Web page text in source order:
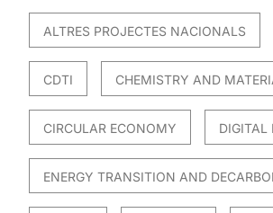
ALTRES PROJECTES NACIONALS
CDTI CHEMISTRY AND
CIRCULAR ECONOMY DIGITAL
ENERGY TRANSITION AND